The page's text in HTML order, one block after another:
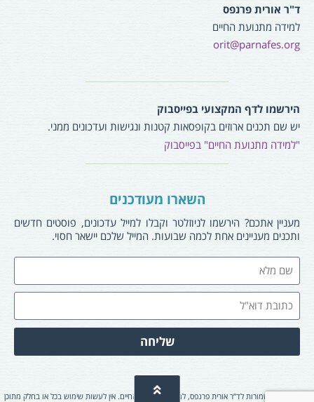
ד"ר אורית פרנפס
למידה מתנועת החיים
orit@parnafes.org
הירשמו לדף המקצועי בפייסבוק
יש שם תכנים ארוזים בקופסאות קטנות ונגישות ועדכונים ממני.
"למידה מתנועת החיים" בפייסבוק
השארו מעודכנים
מעניין אתכם? הירשמו לניוזלטר וקבלו למייל עדכונים, פוסטים חדשים
ותכנים מעניינים אחת לכמה שבועות. המייל שלכם יישאר חסוי.
שליחה
© כל הזכויות שמורות לד”ר אורית פרנפס, למידה מתנועת החיים. אין לעשות שימוש בכל או בחלק מתוכן